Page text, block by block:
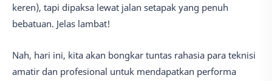
keren), tapi dipaksa lewat jalan setapak yang penuh
bebatuan. Jelas lambat!
Nah, hari ini, kita akan bongkar tuntas rahasia para teknisi
amatir dan profesional untuk mendapatkan performa